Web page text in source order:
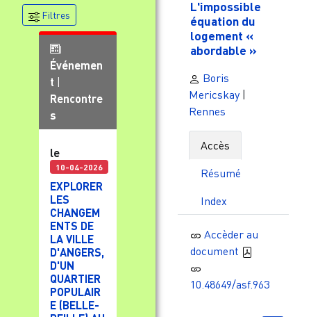
Filtres
Événemen
t
Rencontre
s
le
10-04-2026
EXPLORER
LES
CHANGEM
ENTS DE
LA VILLE
D'ANGERS,
D'UN
QUARTIER
POPULAIR
E (BELLE-
L'impossible
équation du
logement «
abordable »
Boris
Mericskay |
Rennes
Accès
Résumé
Index
Accèder au
document
10.48649/asf.963